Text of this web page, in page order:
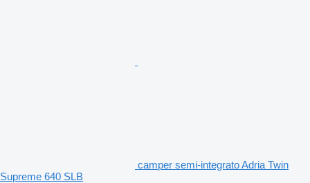
camper semi-integrato Adria Twin
Supreme 640 SLB